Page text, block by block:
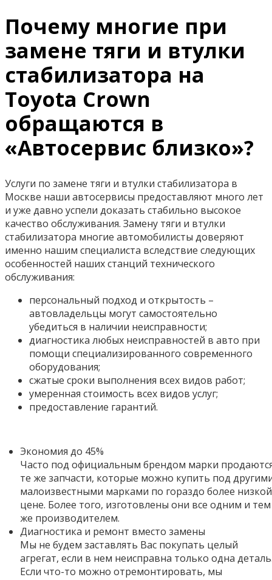
Почему многие при
замене тяги и втулки
стабилизатора на
Toyota Crown
обращаются в
«Автосервис близко»?
Услуги по замене тяги и втулки стабилизатора в
Москве наши автосервисы предоставляют много лет
и уже давно успели доказать стабильно высокое
качество обслуживания. Замену тяги и втулки
стабилизатора многие автомобилисты доверяют
именно нашим специалиста вследствие следующих
особенностей наших станций технического
обслуживания:
персональный подход и открытость –
автовладельцы могут самостоятельно
убедиться в наличии неисправности;
диагностика любых неисправностей в авто при
помощи специализированного современного
оборудования;
сжатые сроки выполнения всех видов работ;
умеренная стоимость всех видов услуг;
предоставление гарантий.
Экономия до 45%
Часто под официальным брендом марки
те же запчасти, которые можно купить под
малоизвестными марками по гораздо более низкой
цене. Более того, изготовлены они все одним и тем
же производителем.
Диагностика и ремонт вместо замены
Мы не будем заставлять Вас покупать целый
агрегат, если в нем неисправна только одна
Если что-то можно отремонтировать, мы